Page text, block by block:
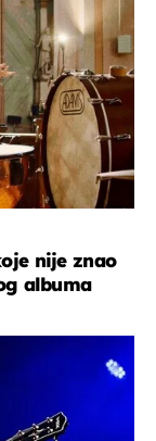
nije znao
albuma